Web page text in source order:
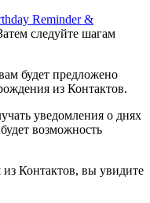
Reminder &
следуйте шагам
будет предложено
из Контактов.
уведомления о днях
возможность
Контактов, вы увидите